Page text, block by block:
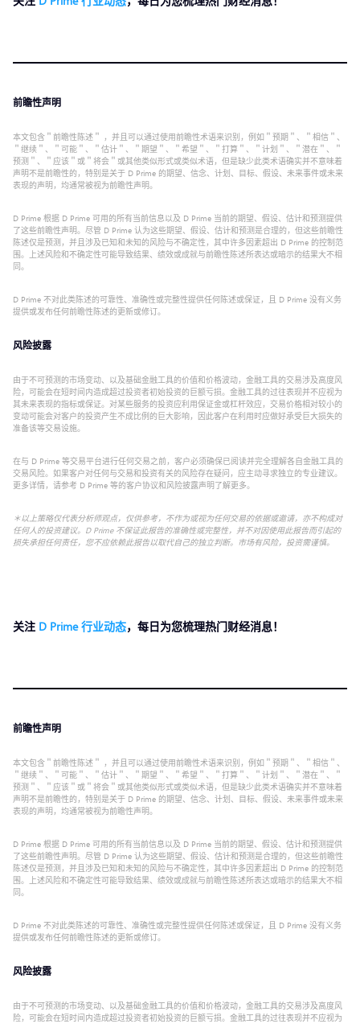
前瞻性声明
本文包含＂前瞻性陈述＂ ，并且可以通过使用前瞻性术语来识别，例如＂预期＂、＂相信＂、
＂继续＂、＂可能＂、＂估计＂、＂期望＂、＂希望＂、＂打算＂、＂计划＂、＂潜在＂、＂
预测＂、＂应该＂或＂将会＂或其他类似形式或类似术语，但是缺少此类术语确实并不意味着
声明不是前瞻性的，特别是关于 D Prime 的期望、信念、计划、目标、假设、未来事件或未来
表现的声明，均通常被视为前瞻性声明。
D Prime 根据 D Prime 可用的所有当前信息以及 D Prime 当前的期望、假设、估计和预测提供
了这些前瞻性声明。尽管 D Prime 认为这些期望、假设、估计和预测是合理的，但这些前瞻性
陈述仅是预测，并且涉及已知和未知的风险与不确定性，其中许多因素超出 D Prime 的控制范
围。上述风险和不确定性可能导致结果、绩效或成就与前瞻性陈述所表达或暗示的结果大不相
同。
D Prime 不对此类陈述的可靠性、准确性或完整性提供任何陈述或保证，且 D Prime 没有义务
提供或发布任何前瞻性陈述的更新或修订。
风险披露
由于不可预测的市场变动、以及基础金融工具的价值和价格波动，金融工具的交易涉及高度风
险，可能会在短时间内造成超过投资者初始投资的巨额亏损。金融工具的过往表现并不应视为
其未来表现的指标或保证。对某些服务的投资应利用保证金或杠杆效应，交易价格相对较小的
变动可能会对客户的投资产生不成比例的巨大影响，因此客户在利用时应做好承受巨大损失的
准备该等交易设施。
在与 D Prime 等交易平台进行任何交易之前，客户必须确保已阅读并完全理解各自金融工具的
交易风险。如果客户对任何与交易和投资有关的风险存在疑问，应主动寻求独立的专业建议。
更多详情，请参考 D Prime 等的客户协议和风险披露声明了解更多。
＊以上策略仅代表分析师观点，仅供参考，不作为或视为任何交易的依据或邀请，亦不构成对
任何人的投资建议。D Prime 不保证此报告的准确性或完整性，并不对因使用此报告而引起的
损失承担任何责任，您不应依赖此报告以取代自己的独立判断。市场有风险，投资需谨慎。
关注 D Prime 行业动态，每日为您梳理热门财经消息！
前瞻性声明
本文包含＂前瞻性陈述＂ ，并且可以通过使用前瞻性术语来识别，例如＂预期＂、＂相信＂、
＂继续＂、＂可能＂、＂估计＂、＂期望＂、＂希望＂、＂打算＂、＂计划＂、＂潜在＂、＂
预测＂、＂应该＂或＂将会＂或其他类似形式或类似术语，但是缺少此类术语确实并不意味着
声明不是前瞻性的，特别是关于 D Prime 的期望、信念、计划、目标、假设、未来事件或未来
表现的声明，均通常被视为前瞻性声明。
D Prime 根据 D Prime 可用的所有当前信息以及 D Prime 当前的期望、假设、估计和预测提供
了这些前瞻性声明。尽管 D Prime 认为这些期望、假设、估计和预测是合理的，但这些前瞻性
陈述仅是预测，并且涉及已知和未知的风险与不确定性，其中许多因素超出 D Prime 的控制范
围。上述风险和不确定性可能导致结果、绩效或成就与前瞻性陈述所表达或暗示的结果大不相
同。
D Prime 不对此类陈述的可靠性、准确性或完整性提供任何陈述或保证，且 D Prime 没有义务
提供或发布任何前瞻性陈述的更新或修订。
风险披露
由于不可预测的市场变动、以及基础金融工具的价值和价格波动，金融工具的交易涉及高度风
险，可能会在短时间内造成超过投资者初始投资的巨额亏损。金融工具的过往表现并不应视为